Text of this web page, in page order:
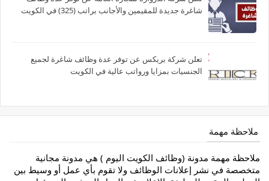
شاغرة جديدة للمقيمين والأجانب براتب (325) في الكويت
تعلن شركة بريكس عن توفر عدة وظائف شاغرة لجميع
الجنسيات بمزايا ورواتب عالية في الكويت
ملاحظة مهمة
ملاحظة مهمة مدونة (وظائف الكويت اليوم ) هي مدونة مجانية
متخصصة في نشر إعلانات الوظائف ولا تقوم بأي عمل أو وسيط بين